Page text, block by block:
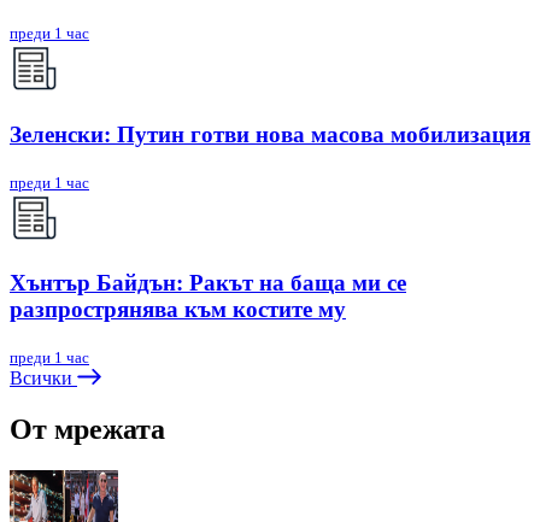
преди 1 час
Зеленски: Путин готви нова масова мобилизация
преди 1 час
Хънтър Байдън: Ракът на баща ми се
разпрострянява към костите му
преди 1 час
Всички
От мрежата